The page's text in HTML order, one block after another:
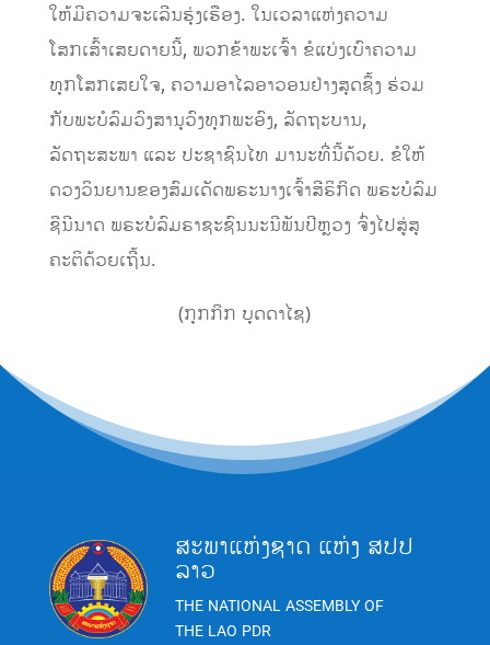
ໃຫ້ມີຄວາມຈະເລີນຮຸ່ງເຮືອງ. ໃນເວລາແຫ່ງຄວາມ
ໂສກເສົ້າເສຍດາຍນີ້, ພວກຂ້າພະເຈົ້າ ຂໍແບ່ງເບົາຄວາມ
ທຸກໂສກເສຍໃຈ, ຄວາມອາໄລອາວອນຢ່າງສຸດຊຶ້ງ ຮ່ວມ
ກັບພະບໍລົມວົງສານຸວົງທຸກພະອົງ, ລັດຖະບານ,
ລັດຖະສະພາ ແລະ ປະຊາຊົນໄທ ມານະທີ່ນີ້ດ້ວຍ. ຂໍໃຫ້
ດວງວິນຍານຂອງສົມເດັດພຣະນາງເຈົ້າສີຣິກິດ ພຣະບໍລົມ
ຊີນີນາດ ພຣະບໍລົມຣາຊະຊົນນະນີພັນປີຫຼວງ ຈົ່ງໄປສູ່ສຸ
ຄະຕິດ້ວຍເຖີ້ນ.
(ກຸກກິກ ບຸດດາໄຊ)
ສະພາແຫ່ງຊາດ ແຫ່ງ ສປປ
ລາວ
THE NATIONAL ASSEMBLY OF
THE LAO PDR